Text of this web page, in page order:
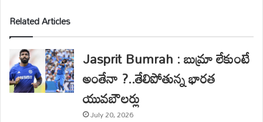
Related Articles
Jasprit Bumrah : బుమ్రా లేకుంటే
అంతేనా ?..తేలిపోతున్న భారత
యువబౌలర్లు
July 20, 2026